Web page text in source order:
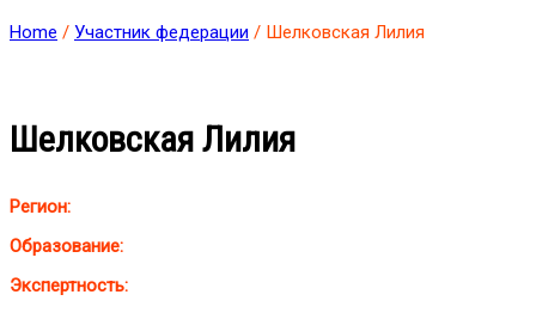
Home / Участник федерации / Шелковская Лилия
Шелковская Лилия
Регион:
Образование:
Экспертность: